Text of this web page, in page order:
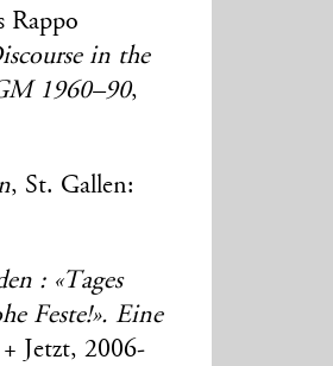
Rappo
in the
1960–90,
, St. Gallen:
: «Tages
Feste!». Eine
Jetzt, 2006-